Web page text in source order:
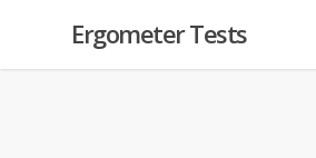
Ergometer Tests